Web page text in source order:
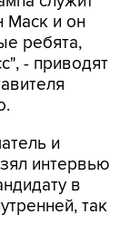
Маск и он
ребята,
- приводят
и
интервью
в
так